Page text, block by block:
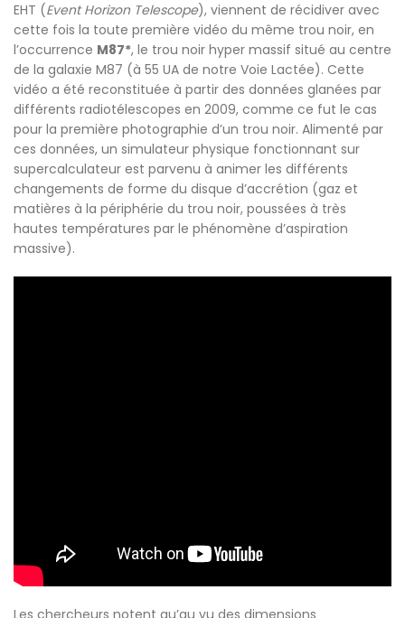
EHT (Event Horizon Telescope), viennent de récidiver avec
cette fois la toute première vidéo du même trou noir, en
l’occurrence M87*, le trou noir hyper massif situé au centre
de la galaxie M87 (à 55 UA de notre Voie Lactée). Cette
vidéo a été reconstituée à partir des données glanées par
différents radiotélescopes en 2009, comme ce fut le cas
pour la première photographie d’un trou noir. Alimenté par
ces données, un simulateur physique fonctionnant sur
supercalculateur est parvenu à animer les différents
changements de forme du disque d’accrétion (gaz et
matières à la périphérie du trou noir, poussées à très
hautes températures par le phénomène d’aspiration
massive).
Les chercheurs notent qu’au vu des dimensions